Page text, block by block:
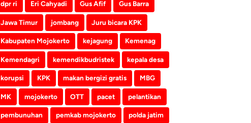
dpr ri Eri Cahyadi Gus Afif Gus Barra
Jawa Timur jombang Juru bicara KPK
Kabupaten Mojokerto kejagung Kemenag
Kemendagri kemendikbudristek kepala desa
korupsi KPK makan bergizi gratis MBG
MK mojokerto OTT pacet pelantikan
pembunuhan pemkab mojokerto polda jatim